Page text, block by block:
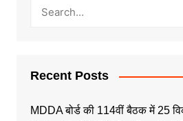
Recent Posts
MDDA बोर्ड की 114वीं बैठक में 25